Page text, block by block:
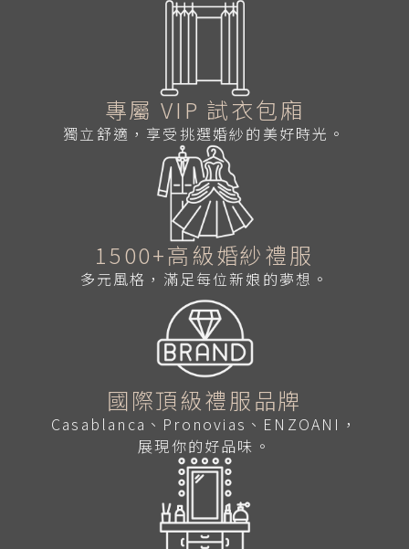
專屬 VIP 試衣包廂
獨立舒適，享受挑選婚紗的美好時光。
1500+高級婚紗禮服
多元風格，滿足每位新娘的夢想。
國際頂級禮服品牌
Casablanca、Pronovias、ENZOANI，
展現你的好品味。